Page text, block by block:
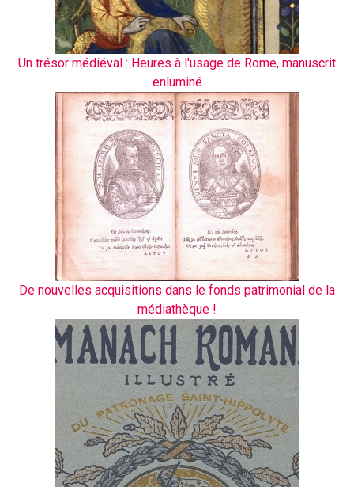
Un trésor médiéval : Heures à l'usage de Rome, manuscrit
enluminé
De nouvelles acquisitions dans le fonds patrimonial de la
médiathèque !